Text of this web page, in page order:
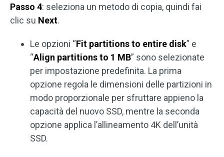
Passo 4: seleziona un metodo di copia, quindi fai
clic su Next.
Le opzioni “Fit partitions to entire disk” e
“Align partitions to 1 MB” sono selezionate
per impostazione predefinita. La prima
opzione regola le dimensioni delle partizioni in
modo proporzionale per sfruttare appieno la
capacità del nuovo SSD, mentre la seconda
opzione applica l’allineamento 4K dell’unità
SSD.